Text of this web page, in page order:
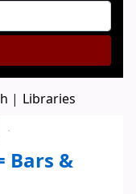
Libraries
Bars &